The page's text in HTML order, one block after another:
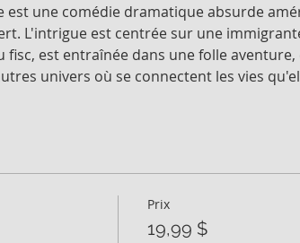
est une comédie dramatique absurde
L'intrigue est centrée sur une
est entraînée dans une folle
univers où se connectent les vies
Prix
19,99 $